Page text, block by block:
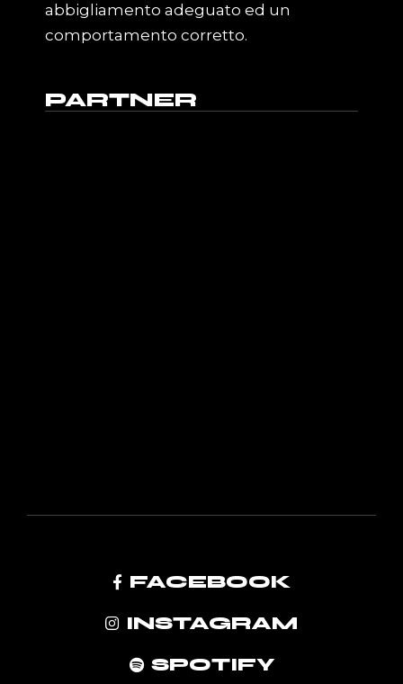
abbigliamento adeguato ed un
comportamento corretto.
PARTNER
FACEBOOK
INSTAGRAM
SPOTIFY